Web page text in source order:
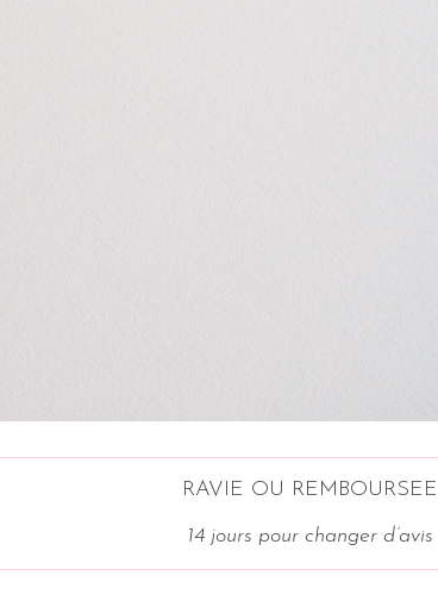
RAVIE OU REMBOURSEE
14 jours pour changer d’avis